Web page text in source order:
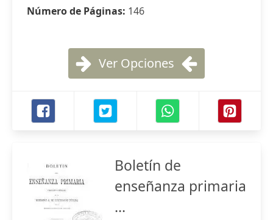
Número de Páginas: 146
Ver Opciones
Boletín de
enseñanza primaria
...